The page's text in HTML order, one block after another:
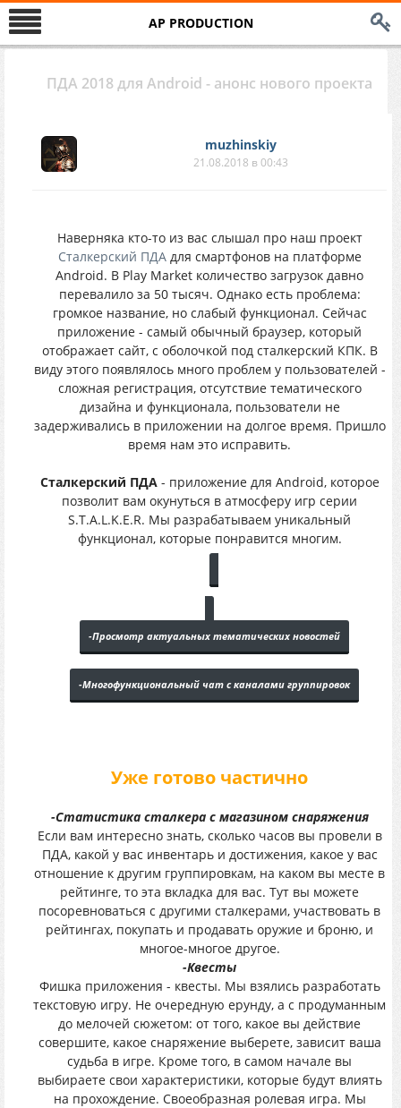
AP PRODUCTION
ПДА 2018 для Android - анонс нового проекта
muzhinskiy
21.08.2018 в 00:43
Наверняка кто-то из вас слышал про наш проект
Сталкерский ПДАдля смартфонов на платформе
Android. В Play Market количество загрузок давно
перевалило за 50 тысяч. Однако есть проблема:
громкое название, но слабый функционал. Сейчас
приложение - самый обычный браузер, который
отображает сайт, с оболочкой под сталкерский КПК. В
виду этого появлялось много проблем у пользователей -
сложная регистрация, отсутствие тематического
дизайна и функционала, пользователи не
задерживались в приложении на долгое время. Пришло
время нам это исправить.
Сталкерский ПДА- приложение для Android, которое
позволит вам окунуться в атмосферу игр серии
S.T.A.L.K.E.R. Мы разрабатываем уникальный
функционал, которые понравится многим.
-Просмотр актуальных тематических новостей
-Многофункциональный чат с каналами группировок
Уже готово частично
-Статистика сталкера с магазином снаряжения
Если вам интересно знать, сколько часов вы провели в
ПДА, какой у вас инвентарь и достижения, какое у вас
отношение к другим группировкам, на каком вы месте в
рейтинге, то эта вкладка для вас. Тут вы можете
посоревноваться с другими сталкерами, участвовать в
рейтингах, покупать и продавать оружие и броню, и
многое-многое другое.
-Квесты
Фишка приложения - квесты. Мы взялись разработать
текстовую игру. Не очередную ерунду, а с продуманным
до мелочей сюжетом: от того, какое вы действие
совершите, какое снаряжение выберете, зависит ваша
судьба в игре. Кроме того, в самом начале вы
выбираете свои характеристики, которые будут влиять
на прохождение. Своеобразная ролевая игра. Мы